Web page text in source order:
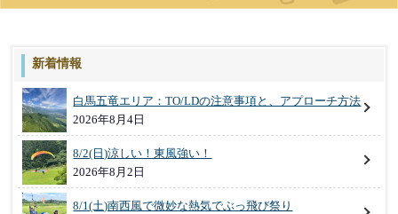
新着情報
白馬五竜エリア：TO/LDの注意事項と、アプローチ方法
2026年8月4日
8/2(日)涼しい！東風強い！
2026年8月2日
8/1(土)南西風で微妙な熱気でぶっ飛び祭り